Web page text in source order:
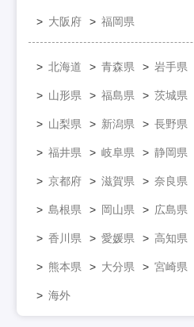
大阪府 福岡県
北海道 青森県 岩手県
山形県 福島県 茨城県
山梨県 新潟県 長野県
福井県 岐阜県 静岡県
京都府 滋賀県 奈良県
島根県 岡山県 広島県
香川県 愛媛県 高知県
熊本県 大分県 宮崎県
海外